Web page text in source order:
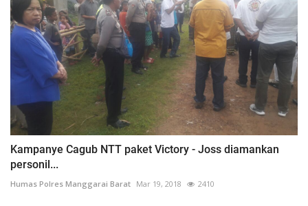
Kampanye Cagub NTT paket Victory - Joss diamankan
personil...
Humas Polres Manggarai Barat Mar 19, 2018 2410